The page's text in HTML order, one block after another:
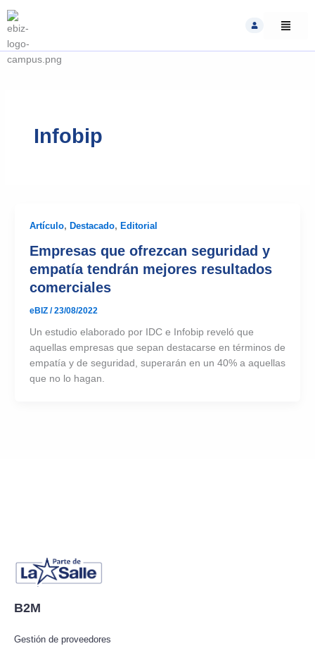
to
content
Infobip
Artículo, Destacado, Editorial
Empresas que ofrezcan seguridad y
empatía tendrán mejores resultados
comerciales
eBIZ /23/08/2022
Un estudio elaborado por IDC e Infobip reveló que
aquellas empresas que sepan destacarse en términos de
empatía y de seguridad, superarán en un 40% a aquellas
que no lo hagan.
B2M
Gestión de proveedores